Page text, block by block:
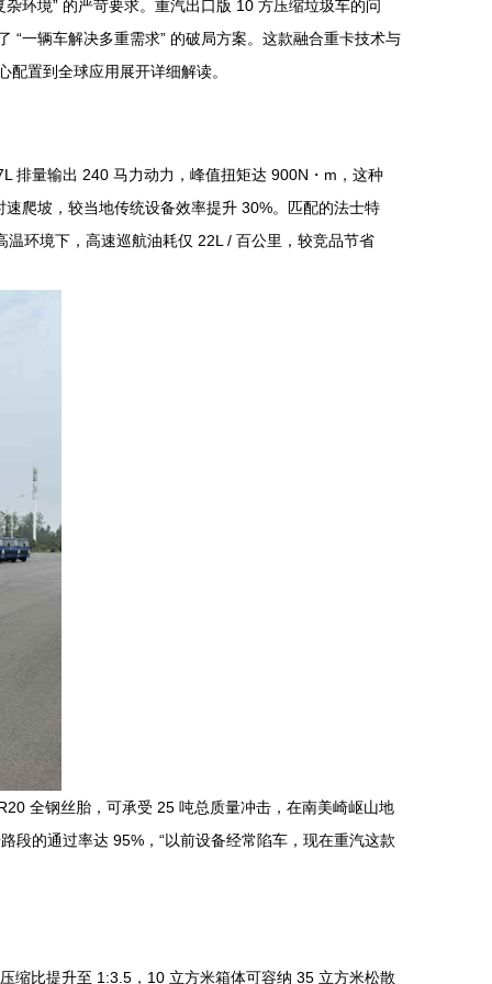
环境” 的严苛要求。重汽出口版 10 方压缩垃圾车的问
“一辆车解决多重需求” 的破局方案。这款融合重卡技术与
置到全球应用展开详细解读。
排量输出 240 马力动力，峰值扭矩达 900N・m，这种
爬坡，较当地传统设备效率提升 30%。匹配的法士特
环境下，高速巡航油耗仅 22L / 百公里，较竞品节省
全钢丝胎，可承受 25 吨总质量冲击，在南美崎岖山地
段的通过率达 95%，“以前设备经常陷车，现在重汽这款
缩比提升至 1:3.5，10 立方米箱体可容纳 35 立方米松散